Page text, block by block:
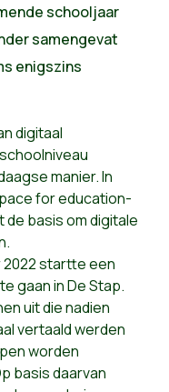
schooljaar
samengevat
enigszins
digitaal
manier. In
for education-
basis om digitale
startte een
gaan in De Stap.
uit die nadien
vertaald werden
worden
basis daarvan